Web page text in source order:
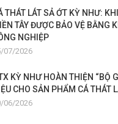
THÁT LÁT SẢ ỚT KỲ NHƯ:
TÂY ĐƯỢC BẢO VỆ BẰNG
NGHIỆP
07/2026
KỲ NHƯ HOÀN THIỆN “BỘ
CHO SẢN PHẨM CÁ THÁT
06/2026